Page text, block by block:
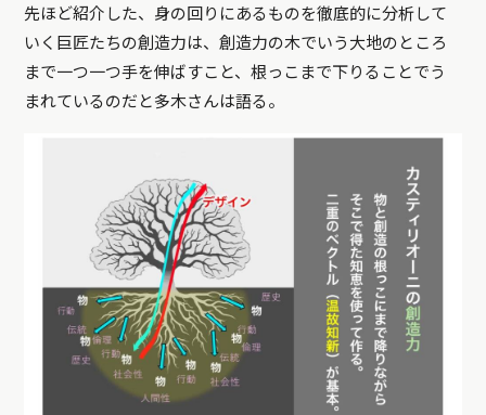
先ほど紹介した、身の回りにあるものを徹底的に分析して
いく巨匠たちの創造力は、創造力の木でいう大地のところ
まで一つ一つ手を伸ばすこと、根っこまで下りることでう
まれているのだと多木さんは語る。